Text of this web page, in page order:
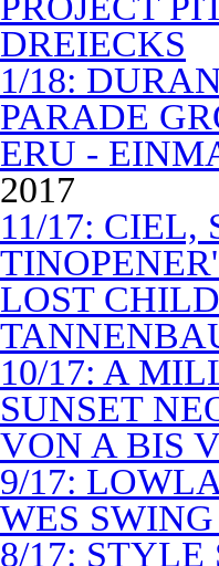
DREIECKS
1/18:
PARADE
ERU -
2017
11/17: CIEL,
LOST
10/17: A
SUNSET
VON A BIS
9/17:
WES
8/17: